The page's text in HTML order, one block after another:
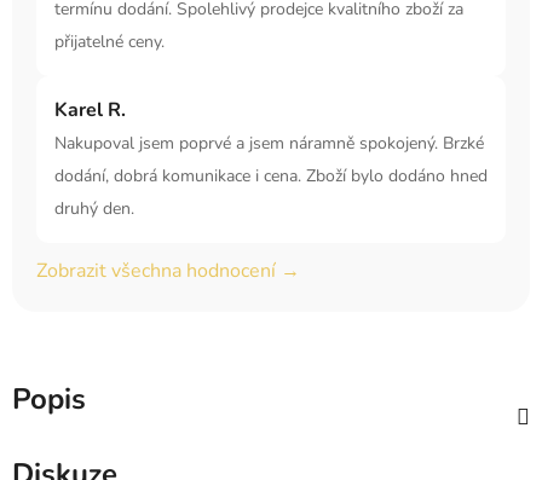
termínu dodání. Spolehlivý prodejce kvalitního zboží za
přijatelné ceny.
Karel R.
Nakupoval jsem poprvé a jsem náramně spokojený. Brzké
dodání, dobrá komunikace i cena. Zboží bylo dodáno hned
druhý den.
Zobrazit všechna hodnocení →
Popis